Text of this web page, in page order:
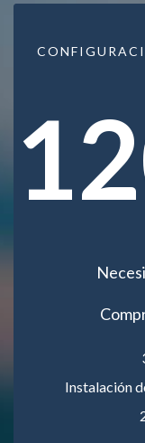
Instalación